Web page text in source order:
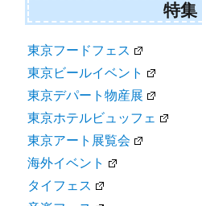
特集
東京フードフェス
東京ビールイベント
東京デパート物産展
東京ホテルビュッフェ
東京アート展覧会
海外イベント
タイフェス